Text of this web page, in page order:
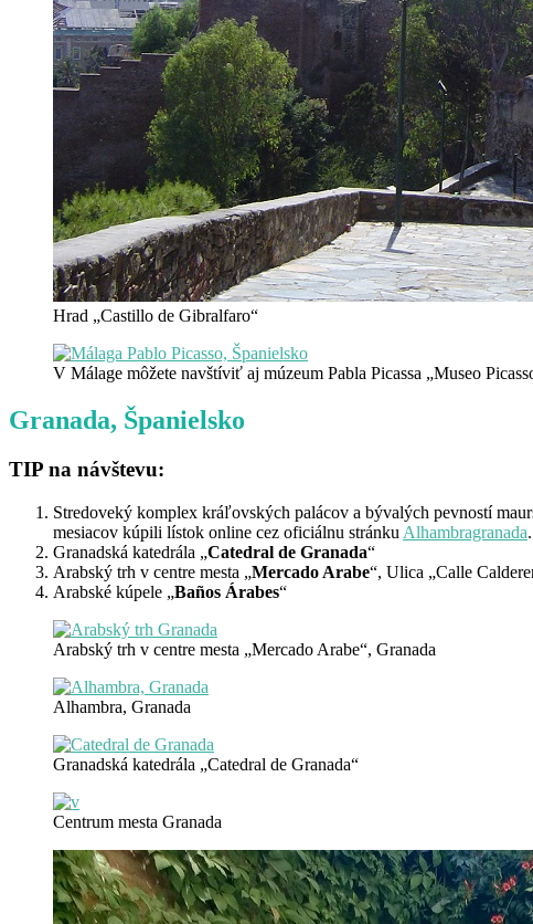
Hrad „Castillo de Gibralfaro“
V Málage môžete navštíviť aj múzeum Pabla Picassa „Museo
Granada, Španielsko
TIP na návštevu:
Stredoveký komplex kráľovských palácov a bývalých pevností
mesiacov kúpili lístok online cez oficiálnu stránku Alhambragranada
Granadská katedrála „Catedral de Granada“
Arabský trh v centre mesta „Mercado Arabe“, Ulica „Calle
Arabské kúpele „Baños Árabes“
Arabský trh v centre mesta „Mercado Arabe“, Granada
Alhambra, Granada
Granadská katedrála „Catedral de Granada“
Centrum mesta Granada